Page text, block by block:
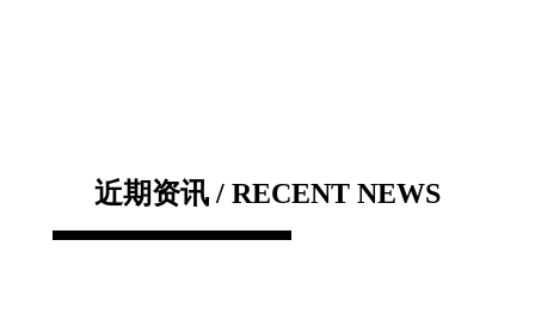
近期资讯 / RECENT NEWS